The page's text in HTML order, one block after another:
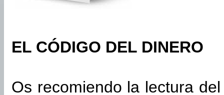
EL CÓDIGO DEL DINERO
Os recomiendo la lectura